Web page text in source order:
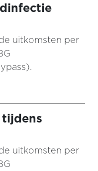
uitkomsten per
uitkomsten per